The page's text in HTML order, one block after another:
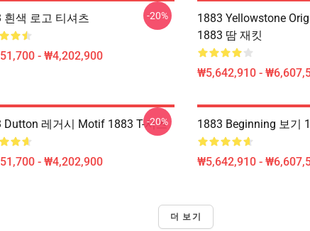
흰색 로고 티셔츠
- ₩4,202,900
-20%
1883 Yellowstone
1883 땀 재킷
₩5,642,910 -
Dutton 레거시 Motif 1883 T-셔츠
- ₩4,202,900
-20% 1883 Beginning 보기
₩5,642,910 -
더 보기